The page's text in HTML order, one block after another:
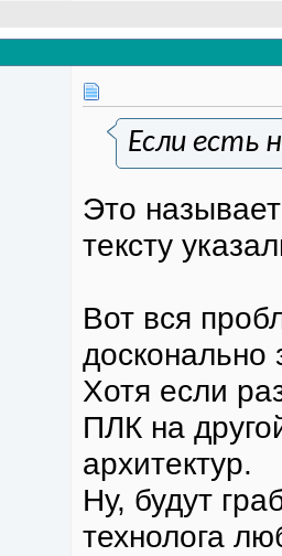
Если есть
Это
тексту
Вот вся
досконально
Хотя если
ПЛК на
архитектур.
Ну, будут
технолога